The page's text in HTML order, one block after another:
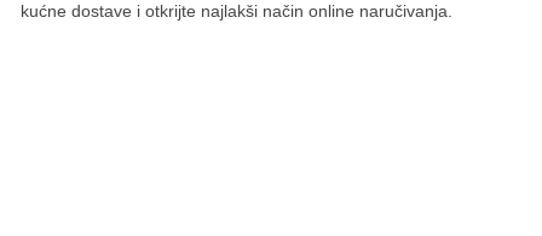
kućne dostave i otkrijte najlakši način online naručivanja.